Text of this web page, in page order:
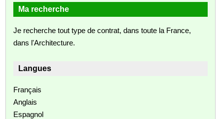
Ma recherche
Je recherche tout type de contrat, dans toute la France,
dans l'Architecture.
Langues
Français
Anglais
Espagnol